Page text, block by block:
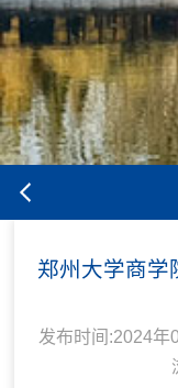
郑州大学商学
发布时间:2024年